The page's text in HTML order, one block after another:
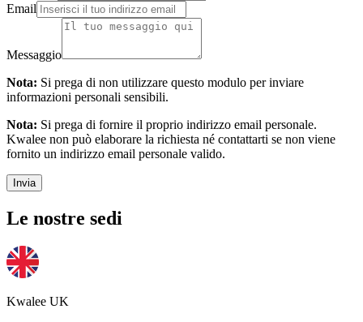
Email
Messaggio
Nota: Si prega di non utilizzare questo modulo per inviare
informazioni personali sensibili.
Nota: Si prega di fornire il proprio indirizzo email personale.
Kwalee non può elaborare la richiesta né contattarti se non viene
fornito un indirizzo email personale valido.
Invia
Le nostre sedi
Kwalee UK